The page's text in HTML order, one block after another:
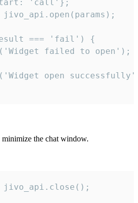
'call'};
=== 'fail') {
failed to open');
open
the chat window.
jivo_api.close();